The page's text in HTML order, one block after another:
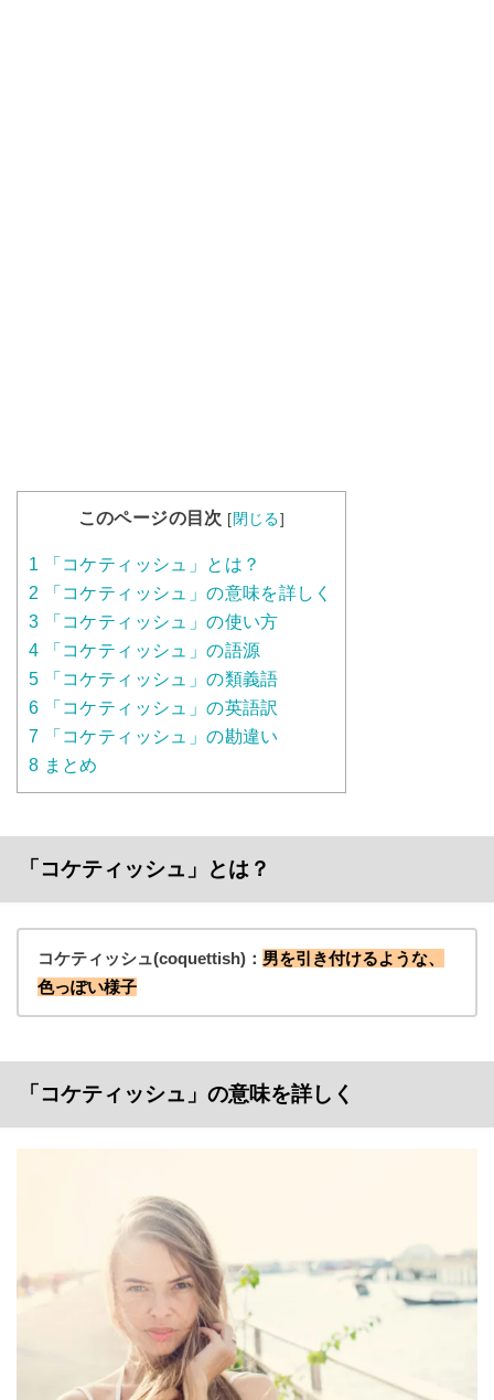
このページの目次 [閉じる]
1 「コケティッシュ」とは？
2 「コケティッシュ」の意味を詳しく
3 「コケティッシュ」の使い方
4 「コケティッシュ」の語源
5 「コケティッシュ」の類義語
6 「コケティッシュ」の英語訳
7 「コケティッシュ」の勘違い
8 まとめ
「コケティッシュ」とは？
コケティッシュ(coquettish)： 男を引き付けるような、
色っぽい様子
「コケティッシュ」の意味を詳しく